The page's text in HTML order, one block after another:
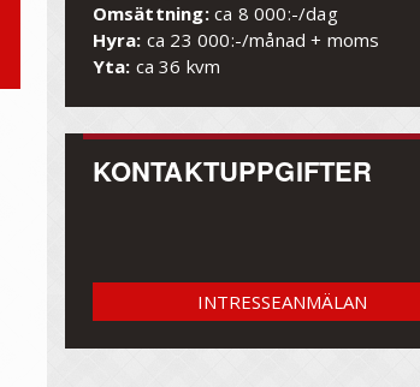
Omsättning: ca 8 000:-/dag
Hyra: ca 23 000:-/månad + moms
Yta: ca 36 kvm
KONTAKTUPPGIFTER
INTRESSEANMÄLAN